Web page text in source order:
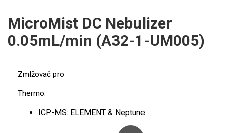
PERKINELMER
SHIMADZU
STANDARDY
Příprava vzorků
MS/SPM
MicroMist DC Nebulizer
0.05mL/min (A32-1-UM005)
Zmlžovač pro
Thermo:
ICP-MS: ELEMENT & Neptune